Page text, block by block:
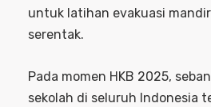
untuk latihan evakuasi
serentak.
Pada momen HKB 2025,
sekolah di seluruh Indonesia